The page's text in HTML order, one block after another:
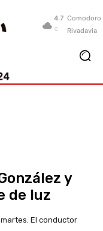
4.7
C
Comodoro
Rivadavia
y
de luz
El conductor